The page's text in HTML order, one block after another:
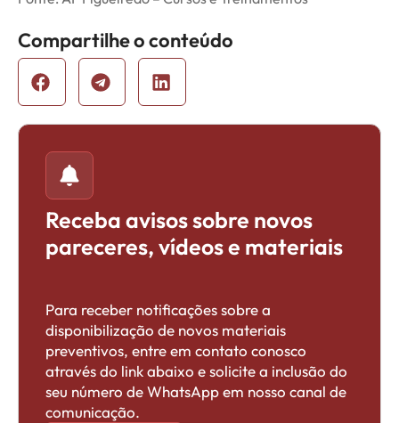
Compartilhe o conteúdo
Receba avisos sobre novos
pareceres, vídeos e materiais
Para receber notificações sobre a
disponibilização de novos materiais
preventivos, entre em contato conosco
através do link abaixo e solicite a inclusão do
seu número de WhatsApp em nosso canal de
comunicação.